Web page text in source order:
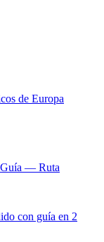
de Europa
Guía — Ruta
con guía en 2